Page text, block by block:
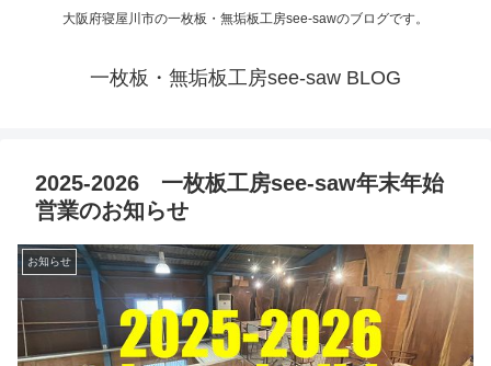
大阪府寝屋川市の一枚板・無垢板工房see-sawのブログです。
一枚板・無垢板工房see-saw BLOG
2025-2026 一枚板工房see-saw年末年始
営業のお知らせ
お知らせ